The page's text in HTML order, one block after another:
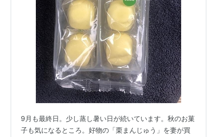
BETA/エフェクト監督：和田大
美術設定：松本浩樹
美術監督：市倉敬
色彩設計：篠原愛子
CGIディレクター：森野浩典
CGプロデューサー：橋本トミサブロウ
撮影監督：江間常高
編集：定松剛
音響監督：明田川仁
音響効果：小山恭正
9月も最終日。少し蒸し暑い日が続いています。秋のお菓
子も気になるところ。好物の「栗まんじゅう」を妻が買